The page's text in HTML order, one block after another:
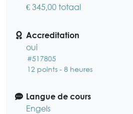
€ 345,00 totaal
Accreditation
oui
#517805
12 points - 8 heures
Langue de cours
Engels